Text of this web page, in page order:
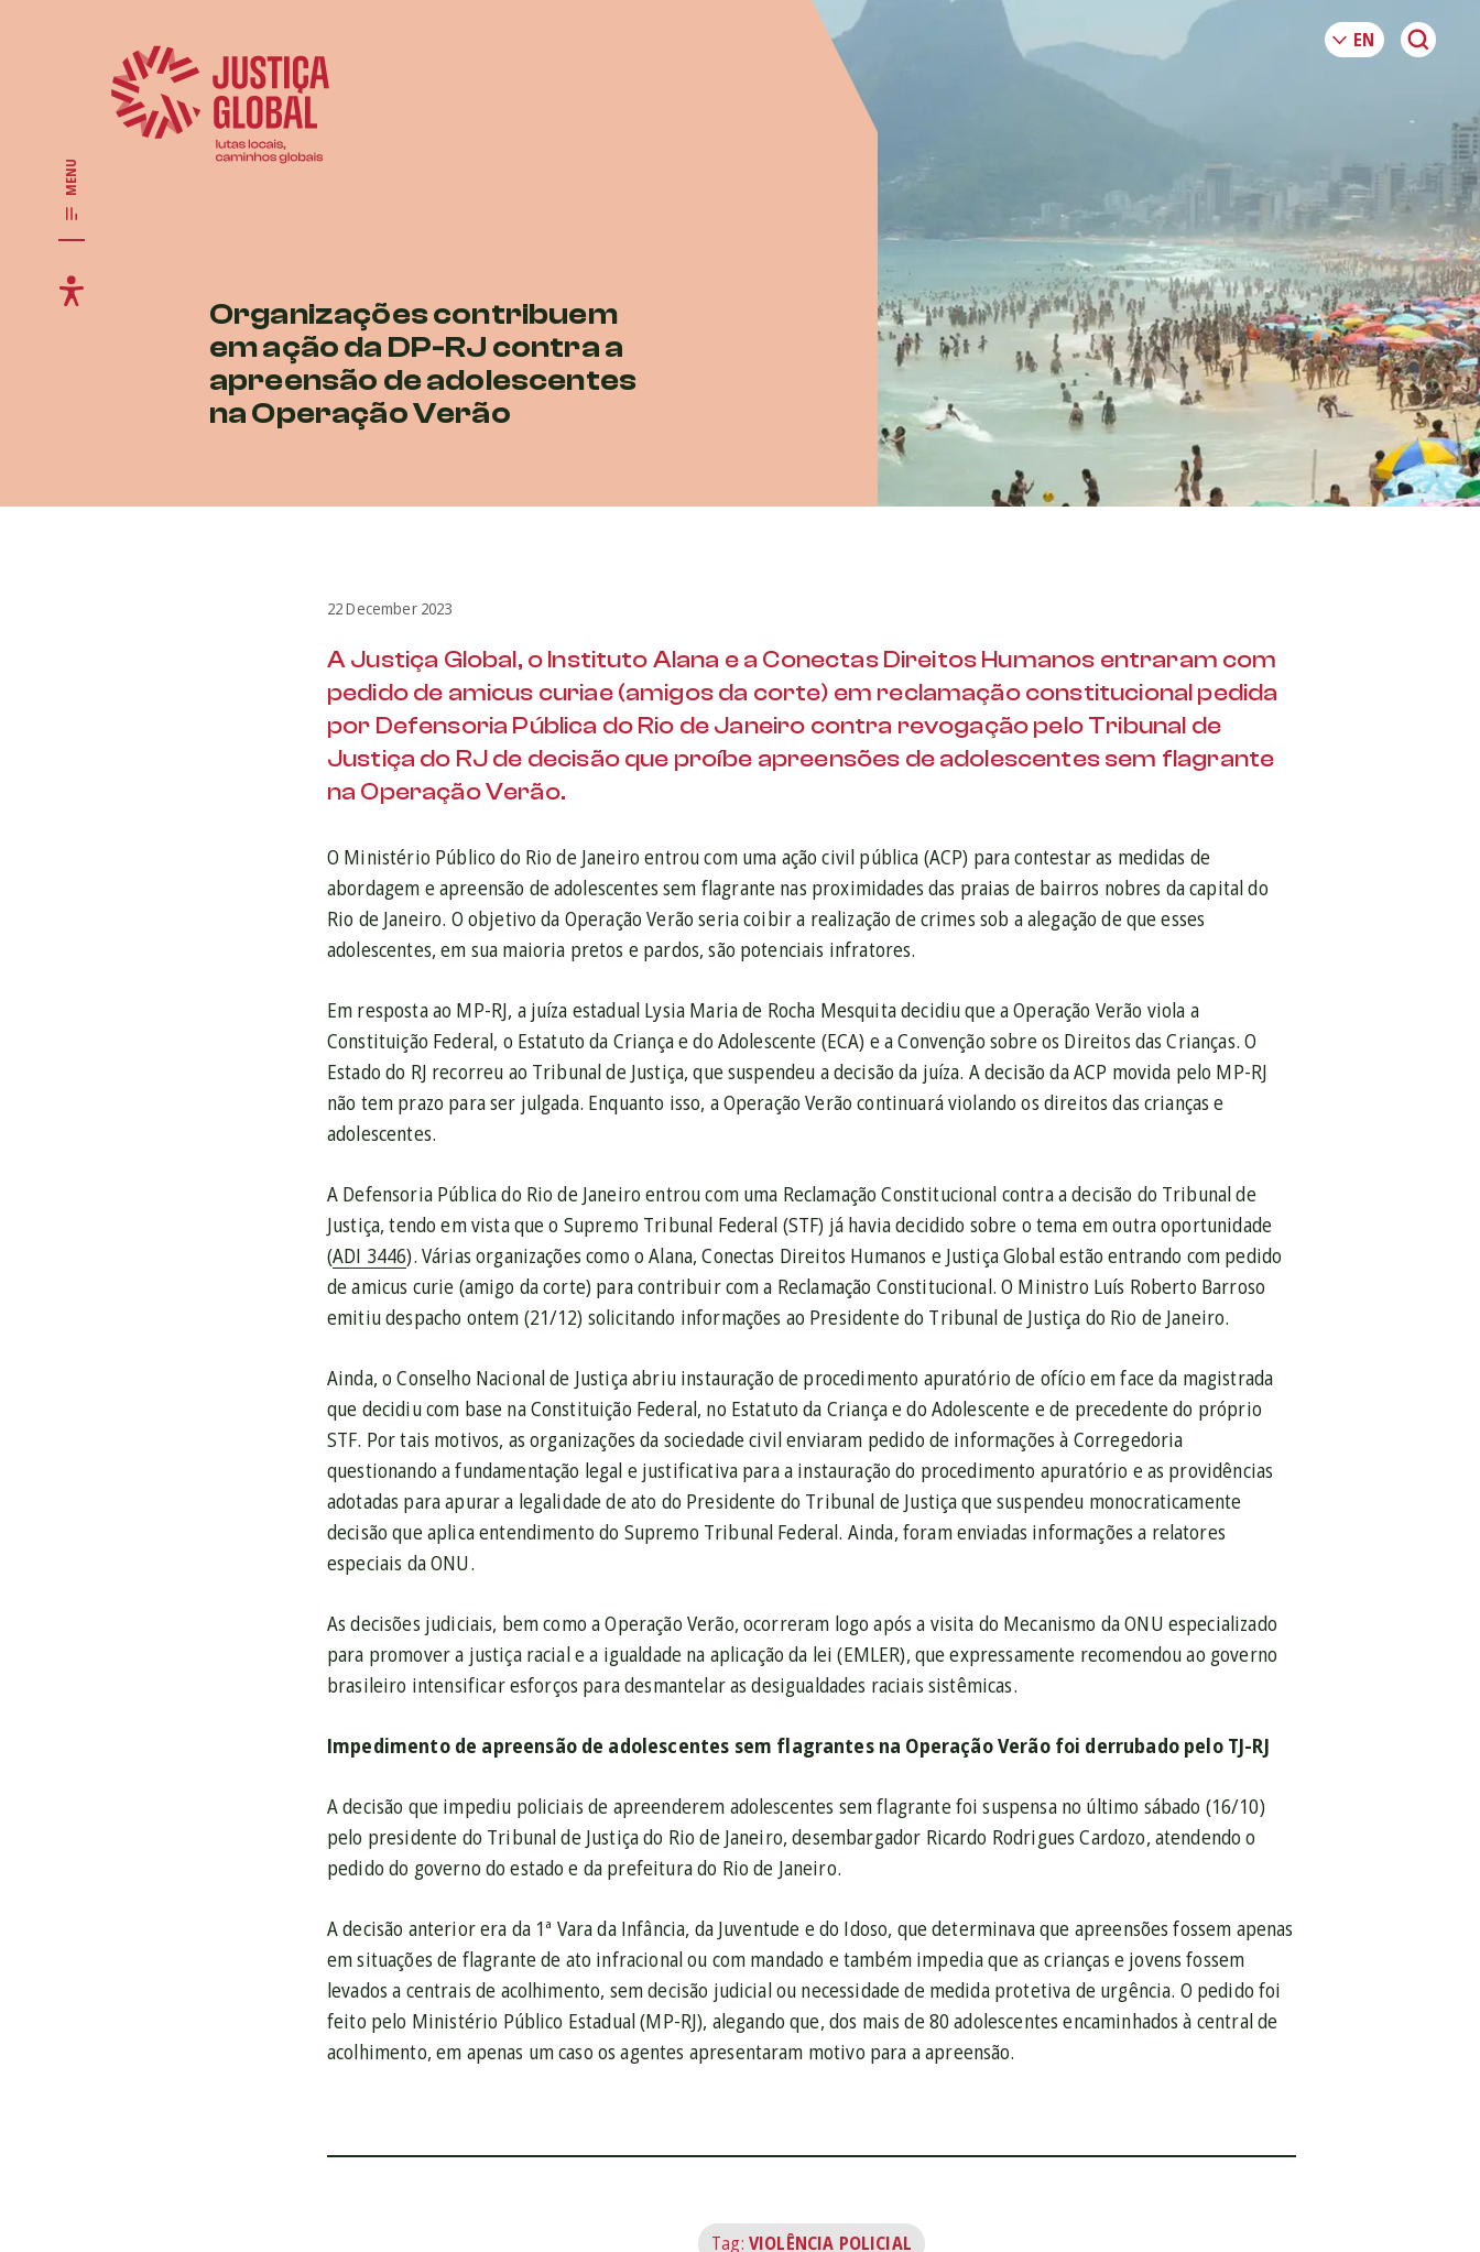
MENU
Organizações contribuem
em ação da DP-RJ contra a
apreensão de adolescentes
na Operação Verão
22 December 2023
A Justiça Global, o Instituto Alana e a Conectas Direitos Humanos entraram com
pedido de amicus curiae (amigos da corte) em reclamação constitucional pedida
por Defensoria Pública do Rio de Janeiro contra revogação pelo Tribunal de
Justiça do RJ de decisão que proíbe apreensões de adolescentes sem flagrante
na Operação Verão.
O Ministério Público do Rio de Janeiro entrou com uma ação civil pública (ACP) para contestar as medidas de
abordagem e apreensão de adolescentes sem flagrante nas proximidades das praias de bairros nobres da capital do
Rio de Janeiro. O objetivo da Operação Verão seria coibir a realização de crimes sob a alegação de que esses
adolescentes, em sua maioria pretos e pardos, são potenciais infratores.
Em resposta ao MP-RJ, a juíza estadual Lysia Maria de Rocha Mesquita decidiu que a Operação Verão viola a
Constituição Federal, o Estatuto da Criança e do Adolescente (ECA) e a Convenção sobre os Direitos das Crianças. O
Estado do RJ recorreu ao Tribunal de Justiça, que suspendeu a decisão da juíza. A decisão da ACP movida pelo MP-RJ
não tem prazo para ser julgada. Enquanto isso, a Operação Verão continuará violando os direitos das crianças e
adolescentes.
A Defensoria Pública do Rio de Janeiro entrou com uma Reclamação Constitucional contra a decisão do Tribunal de
Justiça, tendo em vista que o Supremo Tribunal Federal (STF) já havia decidido sobre o tema em outra oportunidade
(ADI 3446). Várias organizações como o Alana, Conectas Direitos Humanos e Justiça Global estão entrando com pedido
de amicus curie (amigo da corte) para contribuir com a Reclamação Constitucional. O Ministro Luís Roberto Barroso
emitiu despacho ontem (21/12) solicitando informações ao Presidente do Tribunal de Justiça do Rio de Janeiro.
Ainda, o Conselho Nacional de Justiça abriu instauração de procedimento apuratório de ofício em face da magistrada
que decidiu com base na Constituição Federal, no Estatuto da Criança e do Adolescente e de precedente do próprio
STF. Por tais motivos, as organizações da sociedade civil enviaram pedido de informações à Corregedoria
questionando a fundamentação legal e justificativa para a instauração do procedimento apuratório e as providências
adotadas para apurar a legalidade de ato do Presidente do Tribunal de Justiça que suspendeu monocraticamente
decisão que aplica entendimento do Supremo Tribunal Federal. Ainda, foram enviadas informações a relatores
especiais da ONU.
As decisões judiciais, bem como a Operação Verão, ocorreram logo após a visita do Mecanismo da ONU especializado
para promover a justiça racial e a igualdade na aplicação da lei (EMLER), que expressamente recomendou ao governo
brasileiro intensificar esforços para desmantelar as desigualdades raciais sistêmicas.
Impedimento de apreensão de adolescentes sem flagrantes na Operação Verão foi derrubado pelo TJ-RJ
A decisão que impediu policiais de apreenderem adolescentes sem flagrante foi suspensa no último sábado (16/10)
pelo presidente do Tribunal de Justiça do Rio de Janeiro, desembargador Ricardo Rodrigues Cardozo, atendendo o
pedido do governo do estado e da prefeitura do Rio de Janeiro.
A decisão anterior era da 1ª Vara da Infância, da Juventude e do Idoso, que determinava que apreensões fossem apenas
em situações de flagrante de ato infracional ou com mandado e também impedia que as crianças e jovens fossem
levados a centrais de acolhimento, sem decisão judicial ou necessidade de medida protetiva de urgência. O pedido foi
feito pelo Ministério Público Estadual (MP-RJ), alegando que, dos mais de 80 adolescentes encaminhados à central de
acolhimento, em apenas um caso os agentes apresentaram motivo para a apreensão.
Tag: VIOLÊNCIA POLICIAL